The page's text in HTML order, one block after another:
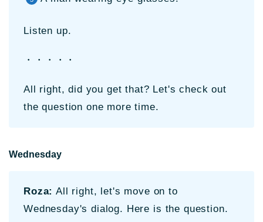
Listen up.
・・・・・
All right, did you get that? Let's check out
the question one more time.
Wednesday
Roza: All right, let's move on to
Wednesday's dialog. Here is the question.